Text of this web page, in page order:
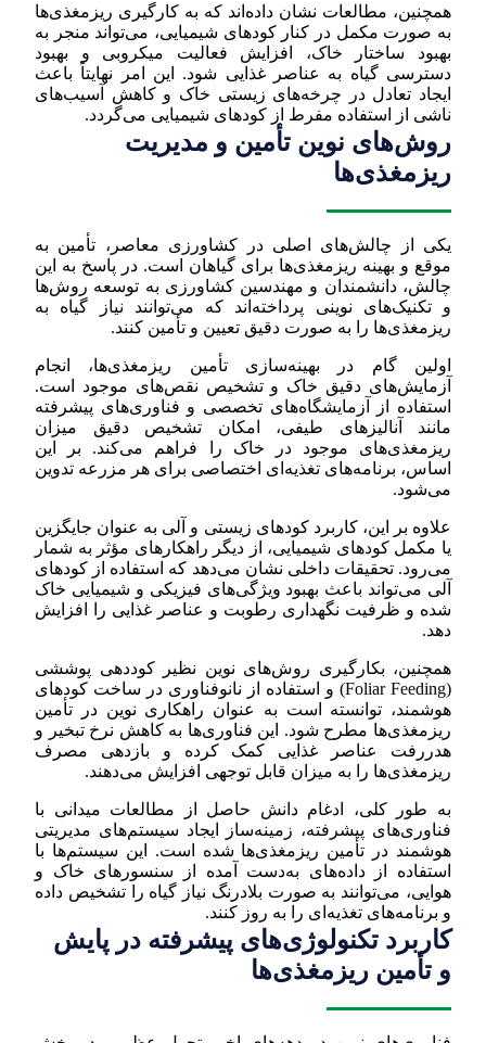
همچنین، مطالعات نشان داده‌اند که به کارگیری ریزمغذی‌ها
به صورت مکمل در کنار کودهای شیمیایی، می‌تواند منجر به
بهبود ساختار خاک، افزایش فعالیت میکروبی و بهبود
دسترسی گیاه به عناصر غذایی شود. این امر نهایتاً باعث
ایجاد تعادل در چرخه‌های زیستی خاک و کاهش آسیب‌های
ناشی از استفاده مفرط از کودهای شیمیایی می‌گردد.
روش‌های نوین تأمین و مدیریت
ریزمغذی‌ها
یکی از چالش‌های اصلی در کشاورزی معاصر، تأمین به
موقع و بهینه ریزمغذی‌ها برای گیاهان است. در پاسخ به این
چالش، دانشمندان و مهندسین کشاورزی به توسعه روش‌ها
و تکنیک‌های نوینی پرداخته‌اند که می‌توانند نیاز گیاه به
ریزمغذی‌ها را به صورت دقیق تعیین و تأمین کنند.
اولین گام در بهینه‌سازی تأمین ریزمغذی‌ها، انجام
آزمایش‌های دقیق خاک و تشخیص نقص‌های موجود است.
استفاده از آزمایشگاه‌های تخصصی و فناوری‌های پیشرفته
مانند آنالیزهای طیفی، امکان تشخیص دقیق میزان
ریزمغذی‌های موجود در خاک را فراهم می‌کند. بر این
اساس، برنامه‌های تغذیه‌ای اختصاصی برای هر مزرعه تدوین
می‌شود.
علاوه بر این، کاربرد کودهای زیستی و آلی به عنوان جایگزین
یا مکمل کودهای شیمیایی، از دیگر راهکارهای مؤثر به شمار
می‌رود. تحقیقات داخلی نشان می‌دهد که استفاده از کودهای
آلی می‌تواند باعث بهبود ویژگی‌های فیزیکی و شیمیایی خاک
شده و ظرفیت نگهداری رطوبت و عناصر غذایی را افزایش
دهد.
همچنین، بکارگیری روش‌های نوین نظیر کوددهی پوششی
(Foliar Feeding) و استفاده از نانوفناوری در ساخت کودهای
هوشمند، توانسته است به عنوان راهکاری نوین در تأمین
ریزمغذی‌ها مطرح شود. این فناوری‌ها به کاهش نرخ تبخیر و
هدررفت عناصر غذایی کمک کرده و بازدهی مصرف
ریزمغذی‌ها را به میزان قابل توجهی افزایش می‌دهند.
به طور کلی، ادغام دانش حاصل از مطالعات میدانی با
فناوری‌های پیشرفته، زمینه‌ساز ایجاد سیستم‌های مدیریتی
هوشمند در تأمین ریزمغذی‌ها شده است. این سیستم‌ها با
استفاده از داده‌های به‌دست آمده از سنسورهای خاک و
هوایی، می‌توانند به صورت بلادرنگ نیاز گیاه را تشخیص داده
و برنامه‌های تغذیه‌ای را به روز کنند.
کاربرد تکنولوژی‌های پیشرفته در پایش
و تأمین ریزمغذی‌ها